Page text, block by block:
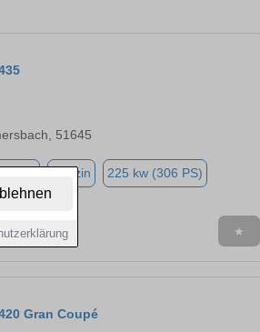
51645
Benzin 225 kw (306 PS)
★
Gran Coupé